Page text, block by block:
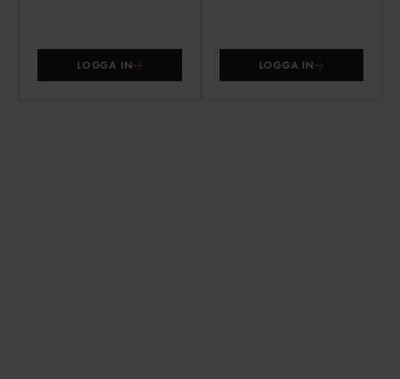
LOGGA IN LOGGA IN